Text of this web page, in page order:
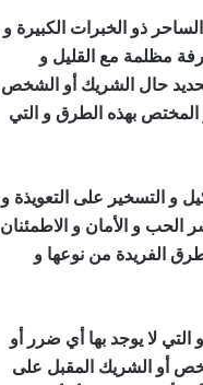
ذو الخبرات الكبيرة و
مظلمة مع القليل و
حال الشريك أو الشخص
المختص بهذه الطرق و التي
و التسخير على التعويذة و
الحب و الأمان و الاطمئنان
الفريدة من نوعها و
التي لا يوجد بها أي ضرر أو
أو الشريك المقبل على